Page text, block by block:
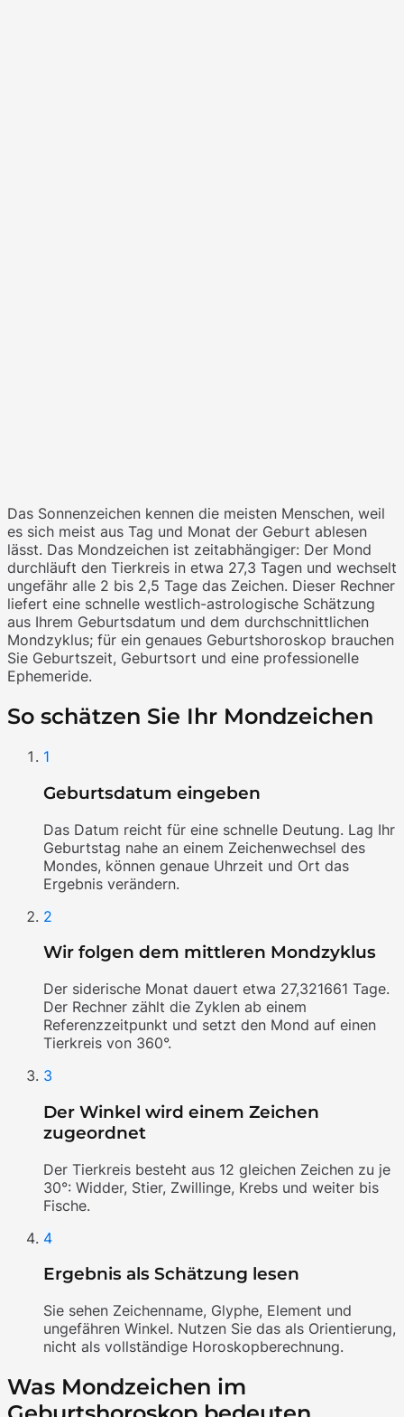
Das Sonnenzeichen kennen die meisten Menschen, weil
es sich meist aus Tag und Monat der Geburt ablesen
lässt. Das Mondzeichen ist zeitabhängiger: Der Mond
durchläuft den Tierkreis in etwa 27,3 Tagen und wechselt
ungefähr alle 2 bis 2,5 Tage das Zeichen. Dieser Rechner
liefert eine schnelle westlich-astrologische Schätzung
aus Ihrem Geburtsdatum und dem durchschnittlichen
Mondzyklus; für ein genaues Geburtshoroskop brauchen
Sie Geburtszeit, Geburtsort und eine professionelle
Ephemeride.
So schätzen Sie Ihr Mondzeichen
1
Geburtsdatum eingeben
Das Datum reicht für eine schnelle Deutung. Lag Ihr
Geburtstag nahe an einem Zeichenwechsel des
Mondes, können genaue Uhrzeit und Ort das
Ergebnis verändern.
2
Wir folgen dem mittleren Mondzyklus
Der siderische Monat dauert etwa 27,321661 Tage.
Der Rechner zählt die Zyklen ab einem
Referenzzeitpunkt und setzt den Mond auf einen
Tierkreis von 360°.
3
Der Winkel wird einem Zeichen
zugeordnet
Der Tierkreis besteht aus 12 gleichen Zeichen zu je
30°: Widder, Stier, Zwillinge, Krebs und weiter bis
Fische.
4
Ergebnis als Schätzung lesen
Sie sehen Zeichenname, Glyphe, Element und
ungefähren Winkel. Nutzen Sie das als Orientierung,
nicht als vollständige Horoskopberechnung.
Was Mondzeichen im